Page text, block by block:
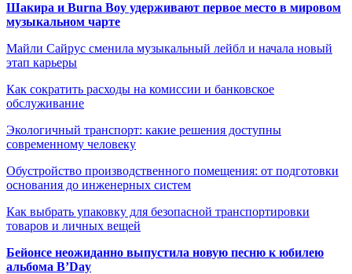
Шакира и Burna Boy удерживают первое место в мировом
музыкальном чарте
Майли Сайрус сменила музыкальный лейбл и начала новый
этап карьеры
Как сократить расходы на комиссии и банковское
обслуживание
Экологичный транспорт: какие решения доступны
современному человеку
Обустройство производственного помещения: от подготовки
основания до инженерных систем
Как выбрать упаковку для безопасной транспортировки
товаров и личных вещей
Бейонсе неожиданно выпустила новую песню к юбилею
альбома B’Day